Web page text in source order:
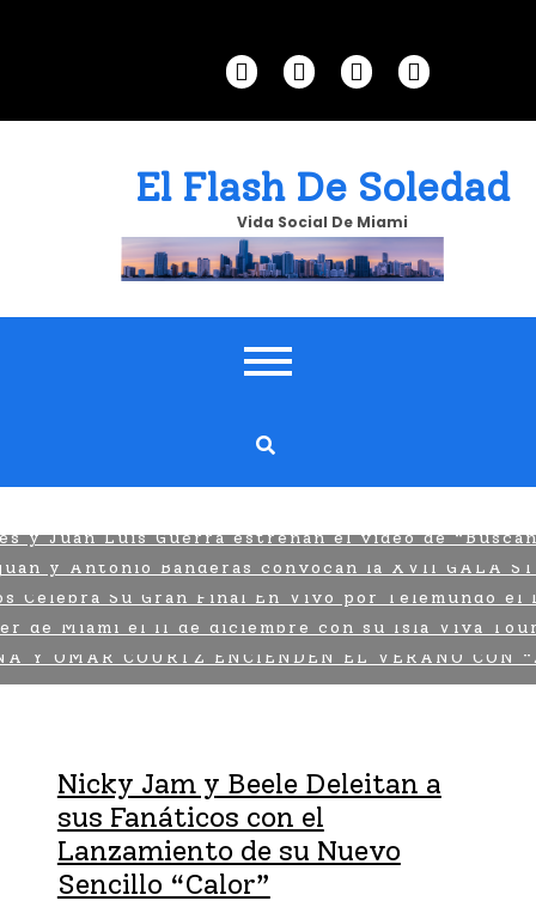
El Flash De Soledad
Vida Social De Miami
ENTRETENIMIENTO
y Juan Luis Guerra estrenan el video de
BySoledad Ramon
y Antonio Banderas convocan la XVII GALA
BySoledad Ramon
Celebra Su Gran Final En Vivo por Telemundo el
BySoledad Ramon
de Miami el 11 de diciembre con su Isla Viva
BySoledad Ramon
ENTRETENIMIENTO
Y OMAR COURTZ ENCIENDEN EL VERANO CON
Nicky Jam y Beele Deleitan a
sus Fanáticos con el
Lanzamiento de su Nuevo
Sencillo “Calor”